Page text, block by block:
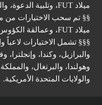
ميلاد FUT، وتلبية الدعوة، والطريق إلى نهائي UEFA.
ميلاد FUT، وعمالقة الكؤوس.
§§§ تشمل الاختيارات لاعباً
والبرازيل، وكندا، وإنجلترا،
وهولندا، والبرتغال،
والولايات المتحدة الأمريكية.